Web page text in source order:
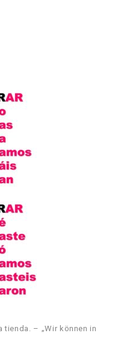
tienda. – „Wir können in